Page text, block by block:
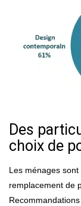
Des
choix de
Les ménages
remplacement de